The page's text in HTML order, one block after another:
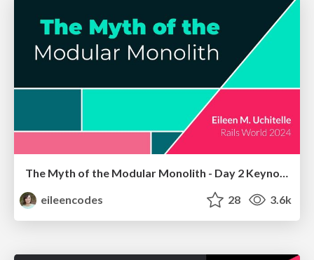
The Myth of the Modular Monolith - Day 2 Keynote - Rails World 2024
eileencodes
28 3.6k